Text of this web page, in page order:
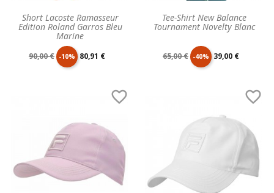
Short Lacoste Ramasseur
Edition Roland Garros Bleu
Marine
Prix
90,00 € -10% Prix
80,91 €
Tee-Shirt New Balance
Tournament Novelty Blanc
Prix
65,00 € -40% Prix
39,00 €
 